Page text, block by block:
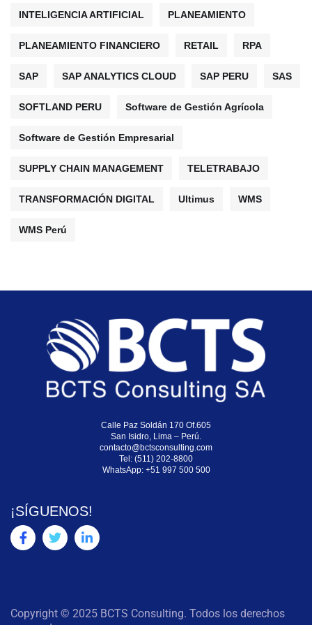
INTELIGENCIA ARTIFICIAL PLANEAMIENTO
PLANEAMIENTO FINANCIERO RETAIL RPA
SAP SAP ANALYTICS CLOUD SAP PERU SAS
SOFTLAND PERU Software de Gestión Agrícola
Software de Gestión Empresarial
SUPPLY CHAIN MANAGEMENT TELETRABAJO
TRANSFORMACIÓN DIGITAL Ultimus WMS
WMS Perú
Calle Paz Soldán 170 Of.605
San Isidro, Lima – Perú.
contacto@bctsconsulting.com
Tel: (511) 202-8800
WhatsApp: +51 997 500 500
¡SÍGUENOS!
Copyright © 2025 BCTS Consulting. Todos los derechos